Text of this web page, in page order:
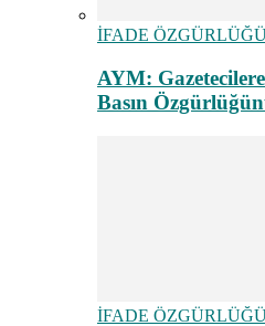
İFADE
AYM:
Basın
İFADE